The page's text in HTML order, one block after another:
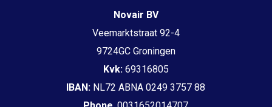
Novair BV
Veemarktstraat 92-4
9724GC Groningen
Kvk:69316805
IBAN: NL72 ABNA 0249 3757 88